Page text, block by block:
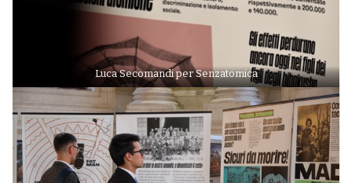
Luca Secomandi per Senzatomica